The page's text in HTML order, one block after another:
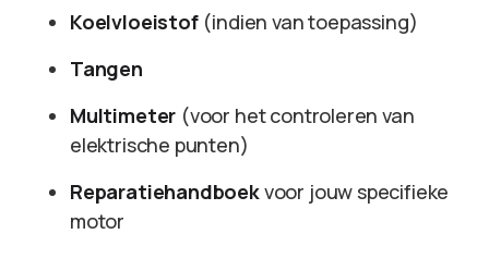
Koelvloeistof(indien van toepassing)
Tangen
Multimeter (voor het controleren van
elektrische punten)
Reparatiehandboekvoor jouw specifieke
motor